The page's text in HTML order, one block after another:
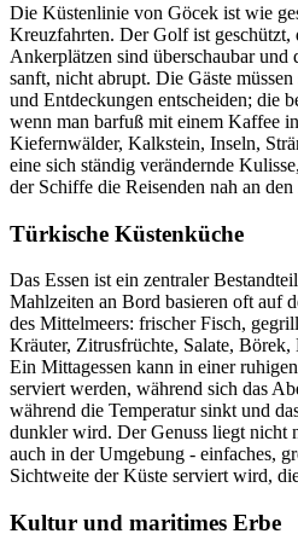
Die Küstenlinie von Göcek ist wie
Kreuzfahrten. Der Golf ist geschützt,
Ankerplätzen sind überschaubar und
sanft, nicht abrupt. Die Gäste
und Entdeckungen entscheiden; die
wenn man barfuß mit einem Kaffee
Kiefernwälder, Kalkstein, Inseln,
eine sich ständig verändernde
der Schiffe die Reisenden nah an
Türkische Küstenküche
Das Essen ist ein zentraler
Mahlzeiten an Bord basieren oft auf
des Mittelmeers: frischer Fisch,
Kräuter, Zitrusfrüchte, Salate, Börek,
Ein Mittagessen kann in einer
serviert werden, während sich das
während die Temperatur sinkt und
dunkler wird. Der Genuss liegt nicht
auch in der Umgebung - einfaches,
Sichtweite der Küste serviert wird,
Kultur und maritimes Erbe